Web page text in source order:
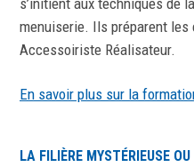
menuiserie. Ils préparent les
Accessoiriste Réalisateur.
En savoir plus sur la
LA FILIÈRE MYSTÉRIEUSE